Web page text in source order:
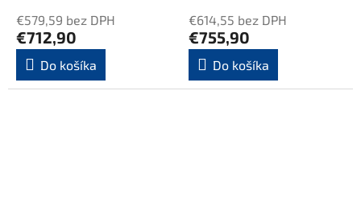
€579,59 bez DPH
€712,90
Do košíka
€614,55 bez DPH
€755,90
Do košíka